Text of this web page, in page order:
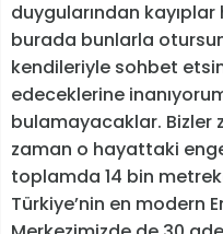
duygularından
burada bunlarla
kendileriyle sohbet
edeceklerine
bulamayacaklar. Bizler
zaman o hayattaki
toplamda 14 bin
Türkiye’nin en modern